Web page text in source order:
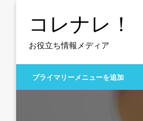
コレナレ！
お役立ち情報メディア
プライマリーメニューを追加